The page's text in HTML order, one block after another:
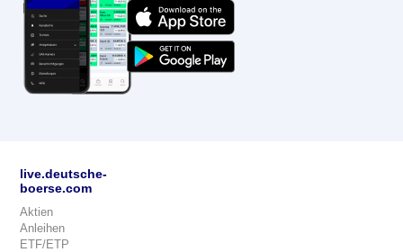
live.deutsche-
boerse.com
Aktien
Anleihen
ETF/ETP